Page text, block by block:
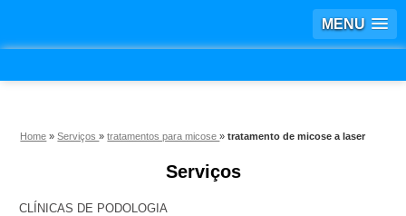
MENU
Home »Serviços»tratamentos para micose»tratamento de micose a laser
Serviços
CLÍNICAS DE PODOLOGIA